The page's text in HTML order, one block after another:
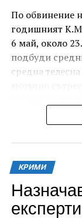
По обвинение
годишният К.М.
6 май, около
подбуди
средна
живота, и лека
порезна рана
довела до
За
осъден с
лишаване от
КРИМИ